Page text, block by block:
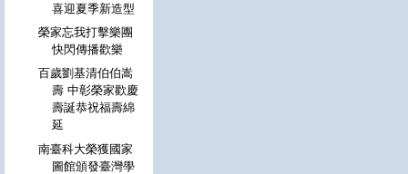
喜迎夏季新造型
榮家忘我打擊樂團
快閃傳播歡樂
百歲劉基清伯伯嵩
壽 中彰榮家歡慶
壽誕恭祝福壽綿
延
南臺科大榮獲國家
圖館頒發臺灣學